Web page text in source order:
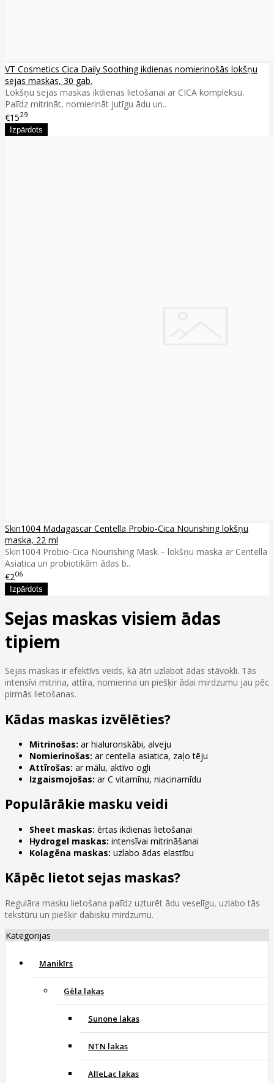
VT Cosmetics Cica Daily Soothing ikdienas nomierinošās lokšņu
sejas maskas, 30 gab.
Lokšņu sejas maskas ikdienas lietošanai ar CICA kompleksu.
Palīdz mitrināt, nomierināt jutīgu ādu un..
€1529
Skin1004 Madagascar Centella Probio-Cica Nourishing lokšņu
maska, 22 ml
Skin1004 Probio-Cica Nourishing Mask – lokšņu maska ar Centella
Asiatica un probiotikām ādas b..
€206
Sejas maskas visiem ādas
tipiem
Sejas maskas ir efektīvs veids, kā ātri uzlabot ādas stāvokli. Tās
intensīvi mitrina, attīra, nomierina un piešķir ādai mirdzumu jau pēc
pirmās lietošanas.
Kādas maskas izvēlēties?
Mitrinošas: ar hialuronskābi, alveju
Nomierinošas: ar centella asiatica, zaļo tēju
Attīrošas: ar mālu, aktīvo ogli
Izgaismojošas: ar C vitamīnu, niacinamīdu
Populārākie masku veidi
Sheet maskas: ērtas ikdienas lietošanai
Hydrogel maskas: intensīvai mitrināšanai
Kolagēna maskas: uzlabo ādas elastību
Kāpēc lietot sejas maskas?
Regulāra masku lietošana palīdz uzturēt ādu veselīgu, uzlabo tās
tekstūru un piešķir dabisku mirdzumu.
Kategorijas
Manikīrs
Gēla lakas
Sunone lakas
NTN lakas
AlleLac lakas